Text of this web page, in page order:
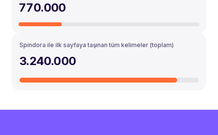
770.000
Spindora ile ilk sayfaya taşınan tüm kelimeler (toplam)
3.240.000